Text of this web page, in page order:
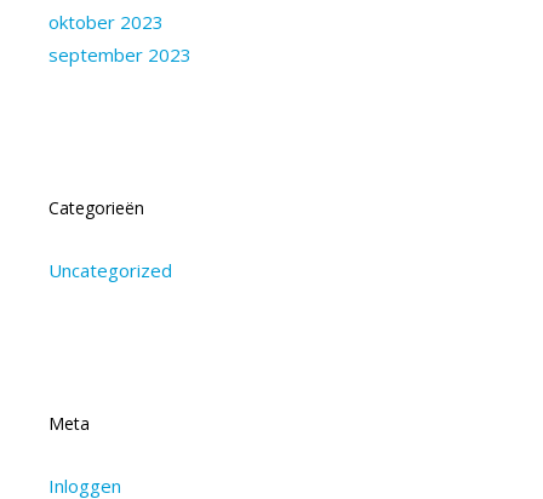
oktober 2023
september 2023
Categorieën
Uncategorized
Meta
Inloggen